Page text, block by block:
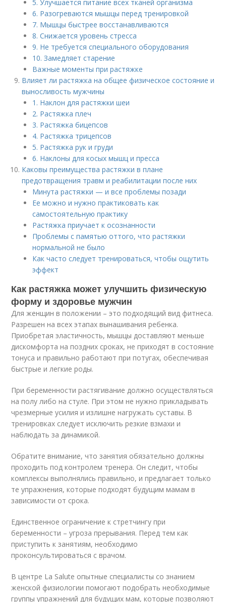
5. Улучшается питание всех тканей организма
6. Разогреваются мышцы перед тренировкой
7. Мышцы быстрее восстанавливаются
8. Снижается уровень стресса
9. Не требуется специального оборудования
10. Замедляет старение
Важные моменты при растяжке
Влияет ли растяжка на общее физическое состояние и
выносливость мужчины
1. Наклон для растяжки шеи
2. Растяжка плеч
3. Растяжка бицепсов
4. Растяжка трицепсов
5. Растяжка рук и груди
6. Наклоны для косых мышц и пресса
Каковы преимущества растяжки в плане
предотвращения травм и реабилитации после них
Минута растяжки — и все проблемы позади
Ее можно и нужно практиковать как
самостоятельную практику
Растяжка приучает к осознанности
Проблемы с памятью оттого, что растяжки
нормальной не было
Как часто следует тренироваться, чтобы ощутить
эффект
Как растяжка может улучшить физическую
форму и здоровье мужчин
Для женщин в положении – это подходящий вид фитнеса.
Разрешен на всех этапах вынашивания ребенка.
Приобретая эластичность, мышцы доставляют меньше
дискомфорта на поздних сроках, не приходят в состояние
тонуса и правильно работают при потугах, обеспечивая
быстрые и легкие роды.
При беременности растягивание должно осуществляться
на полу либо на стуле. При этом не нужно прикладывать
чрезмерные усилия и излишне нагружать суставы. В
тренировках следует исключить резкие взмахи и
наблюдать за динамикой.
Обратите внимание, что занятия обязательно должны
проходить под контролем тренера. Он следит, чтобы
комплексы выполнялись правильно, и предлагает только
те упражнения, которые подходят будущим мамам в
зависимости от срока.
Единственное ограничение к стретчингу при
беременности – угроза прерывания. Перед тем как
приступить к занятиям, необходимо
проконсультироваться с врачом.
В центре La Salute опытные специалисты со знанием
женской физиологии помогают подобрать необходимые
группы упражнений для будущих мам, которые позволяют